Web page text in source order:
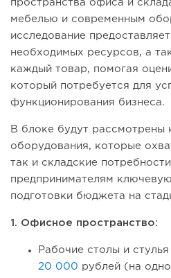
пространства офиса и
мебелью и современным
исследование
необходимых ресурсов, а
каждый товар, помогая
который потребуется для
функционирования бизнеса.
В блоке будут рассмотрены
оборудования, которые
так и складские
предпринимателям
подготовки бюджета на
1. Офисное пространство:
Рабочие столы и
20 000 рублей (на